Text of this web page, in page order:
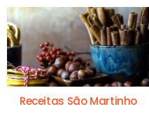
Receitas São Martinho